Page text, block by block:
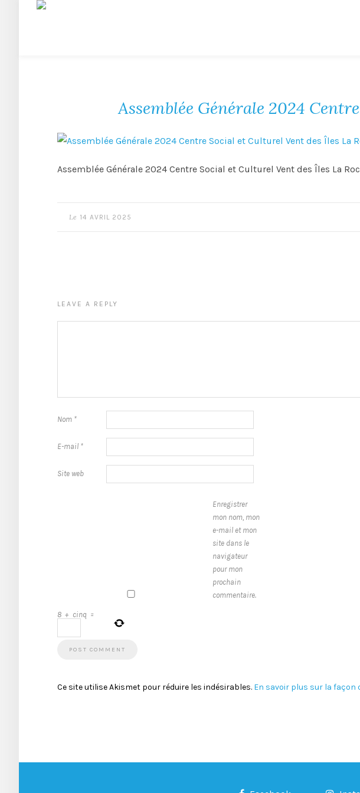
Assemblée Générale 2024
Assemblée Générale 2024 Centre Social et Culturel Vent des Îles La
Le 14 AVRIL 2025
LEAVE A REPLY
Nom *
E-mail *
Site web
Enregistrer
mon nom, mon
e-mail et mon
site dans le
navigateur
pour mon
prochain
commentaire.
8 + cinq =
Ce site utilise Akismet pour réduire les indésirables. En savoir plus sur la